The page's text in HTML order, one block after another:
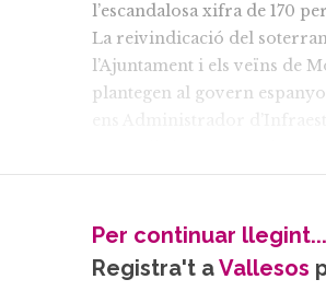
l’escandalosa xifra de 170
La reivindicació del
l’Ajuntament i els veïns de
plantegen al govern
més lluny, ja que les
Generalitat va fer els estudis
preliminars per fer passar el
d'alta velocitat pel municipi.
Per continuar llegint...
Registra't aVallesos